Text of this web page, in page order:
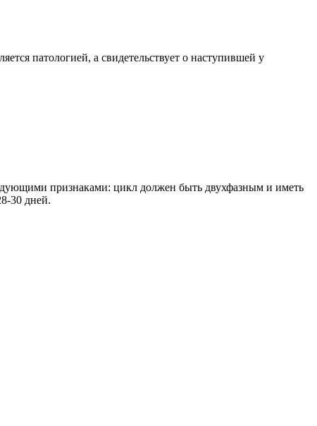
патологией, а свидетельствует о наступившей у
признаками: цикл должен быть двухфазным и иметь
30 дней.